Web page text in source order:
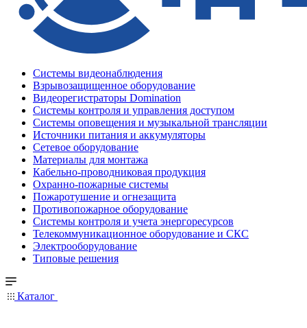
Системы видеонаблюдения
Взрывозащищенное оборудование
Видеорегистраторы Domination
Системы контроля и управления доступом
Системы оповещения и музыкальной трансляции
Источники питания и аккумуляторы
Сетевое оборудование
Материалы для монтажа
Кабельно-проводниковая продукция
Охранно-пожарные системы
Пожаротушение и огнезащита
Противопожарное оборудование
Системы контроля и учета энергоресурсов
Телекоммуникационное оборудование и СКС
Электрооборудование
Типовые решения
Каталог